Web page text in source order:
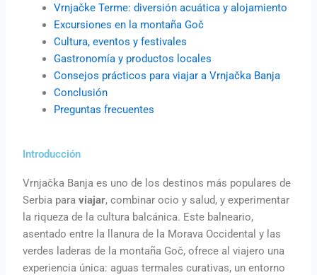
Vrnjačke Terme: diversión acuática y alojamiento
Excursiones en la montaña Goč
Cultura, eventos y festivales
Gastronomía y productos locales
Consejos prácticos para viajar a Vrnjačka Banja
Conclusión
Preguntas frecuentes
Introducción
Vrnjačka Banja es uno de los destinos más populares de
Serbia paraviajar, combinar ocio y salud, y experimentar
la riqueza de la cultura balcánica. Este balneario,
asentado entre la llanura de la Morava Occidental y las
verdes laderas de la montaña Goč, ofrece al viajero una
experiencia única: aguas termales curativas, un entorno